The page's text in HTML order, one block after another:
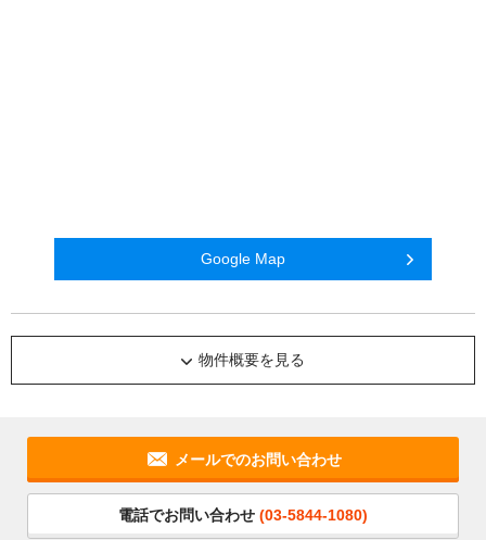
Google Map
物件概要を見る
メールでのお問い合わせ
電話でお問い合わせ (03-5844-1080)